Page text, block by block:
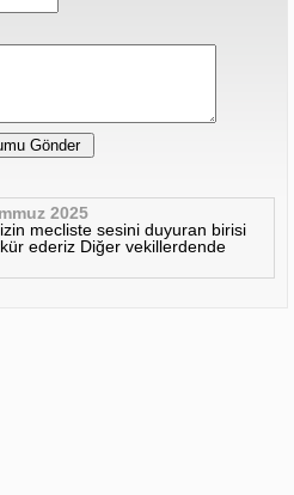
2025
mecliste sesini duyuran birisi
ederiz Diğer vekillerdende